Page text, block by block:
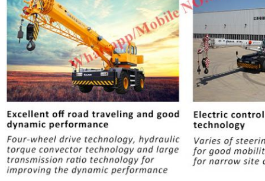
ฝากข้อความ
เราจะโทรกลับหาคุณเร็ว